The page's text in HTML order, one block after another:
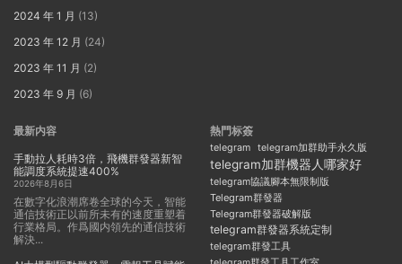
2024 年 1 月 (13)
2023 年 12 月 (24)
2023 年 11 月 (2)
2023 年 9 月 (6)
最新内容
手動拉人耗時3倍，飛機群發器新智
能調度系統提速400%
2026年8月6日
在數字化浪潮席卷全球的今天，智能
通信技術正以前所未有的速度重塑着
行業格局。作爲國内領先的通信技術
解決...
熱門标簽
telegram telegram加群助手永久版
telegram加群機器人哪家好
telegram協議腳本無限制版
Telegram群發器
Telegram群發器破解版
telegram群發器系統定制
telegram群發工具